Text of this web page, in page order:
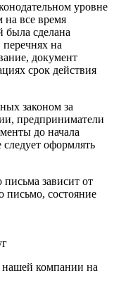
уровне
на все время
была сделана
перечнях на
документ
срок действия
законом за
предприниматели
до начала
оформлять
зависит от
письмо, состояние
компании на